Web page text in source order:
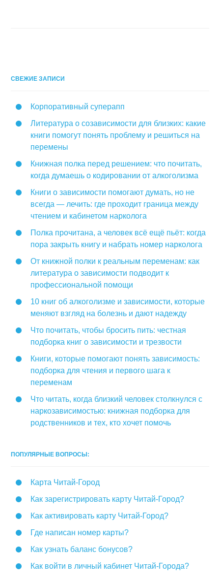
СВЕЖИЕ ЗАПИСИ
Корпоративный суперапп
Литература о созависимости для близких: какие
книги помогут понять проблему и решиться на
перемены
Книжная полка перед решением: что почитать,
когда думаешь о кодировании от алкоголизма
Книги о зависимости помогают думать, но не
всегда — лечить: где проходит граница между
чтением и кабинетом нарколога
Полка прочитана, а человек всё ещё пьёт: когда
пора закрыть книгу и набрать номер нарколога
От книжной полки к реальным переменам: как
литература о зависимости подводит к
профессиональной помощи
10 книг об алкоголизме и зависимости, которые
меняют взгляд на болезнь и дают надежду
Что почитать, чтобы бросить пить: честная
подборка книг о зависимости и трезвости
Книги, которые помогают понять зависимость:
подборка для чтения и первого шага к
переменам
Что читать, когда близкий человек столкнулся с
наркозависимостью: книжная подборка для
родственников и тех, кто хочет помочь
ПОПУЛЯРНЫЕ ВОПРОСЫ:
Карта Читай-Город
Как зарегистрировать карту Читай-Город?
Как активировать карту Читай-Город?
Где написан номер карты?
Как узнать баланс бонусов?
Как войти в личный кабинет Читай-Города?